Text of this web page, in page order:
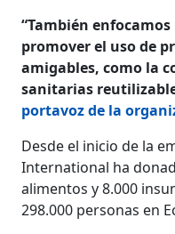
“También
promover el uso de
amigables, como la
sanitarias
portavoz de la
Desde el inicio de la
International ha
alimentos y 8.000
298.000 personas en